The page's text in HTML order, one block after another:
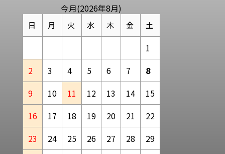
今月(2026年8月)
日 月 火 水 木 金 土
1
2
3 4 5 6 7
8
9
10 11 12 13 14
15
16
17 18 19 20 21
22
23
24 25 26 27 28
29